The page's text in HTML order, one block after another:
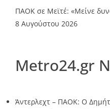
ΠΑΟΚ σε Μεϊτέ: «Μείνε
8 Αυγούστου 2026
Metro24.gr
Άντερλεχτ – ΠΑΟΚ: Ο